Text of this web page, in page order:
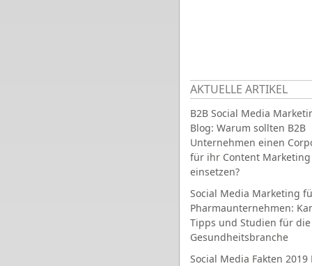
AKTUELLE ARTIKEL
B2B Social Media
Blog: Warum sollten B2B
Unternehmen einen
für ihr Content Marketing
einsetzen?
Social Media Marketing
Pharmaunternehmen:
Tipps und Studien für die
Gesundheitsbranche
Social Media Fakten 2019